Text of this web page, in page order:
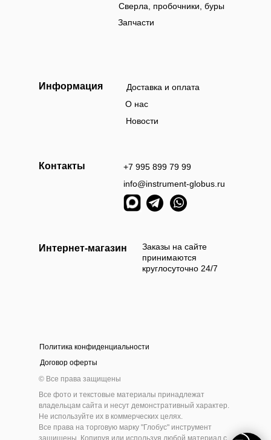
наличными
и самостоятельно выбрать и оплатить
товар наличными деньгами в нашем шоу-руме
инструмента
Заказы на сайте
принимаются
круглосуточно 24/7
Информация
Контакты
+7 995 899 79 99
info@instrument-globus.ru
Интернет-магазин
Сверла, пробочники, буры
Запчасти
Доставка и оплата
О нас
Новости
© Все права защищены
Политика конфиденциальности
Договор оферты
Все фото и текстовые материалы принадлежат
владельцам сайта и несут демонстративный характер.
Не используйте их в коммерческих целях.
Все права на торговую марку "Глобус" инструмент